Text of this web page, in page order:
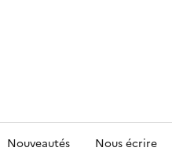
Nouveautés Nous écrire